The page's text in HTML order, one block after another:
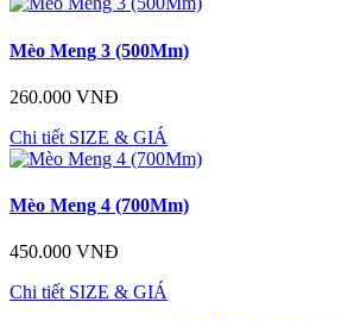
Mèo Meng 3 (500Mm)
260.000 VNĐ
Chi tiết SIZE & GIÁ
Mèo Meng 4 (700Mm)
450.000 VNĐ
Chi tiết SIZE & GIÁ